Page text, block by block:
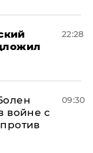
22:28
войне с
09:30